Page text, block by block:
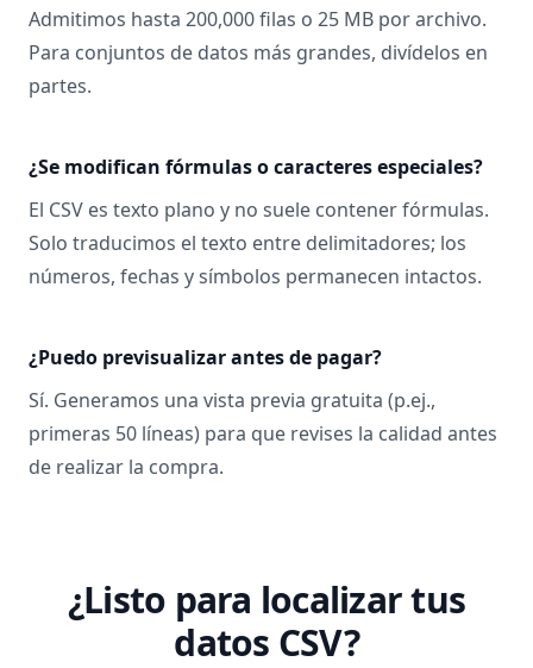
Admitimos hasta 200,000 filas o 25 MB por archivo.
Para conjuntos de datos más grandes, divídelos en
partes.
¿Se modifican fórmulas o caracteres especiales?
El CSV es texto plano y no suele contener fórmulas.
Solo traducimos el texto entre delimitadores; los
números, fechas y símbolos permanecen intactos.
¿Puedo previsualizar antes de pagar?
Sí. Generamos una vista previa gratuita (p.ej.,
primeras 50 líneas) para que revises la calidad antes
de realizar la compra.
¿Listo para localizar tus
datos CSV?